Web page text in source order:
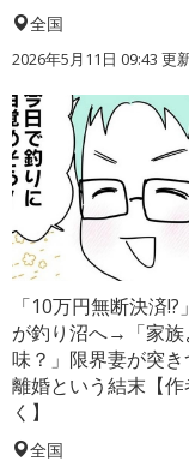
全国
2026年5月11日 09:43 更
「10万円無断決済!?
が釣り沼へ→「家族
味？」限界妻が突き
離婚という結末【
く】
全国